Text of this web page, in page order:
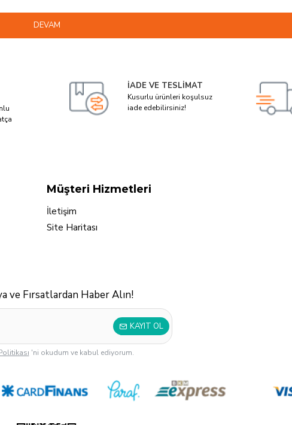
DEVAM
İADE VE TESLIMAT
Kusurlu ürünleri koşulsuz
iade edebilirsiniz!
Müşteri Hizmetleri
İletişim
Site Haritası
ve Fırsatlardan Haber Alın!
KAYIT OL
'ni okudum ve kabul ediyorum.